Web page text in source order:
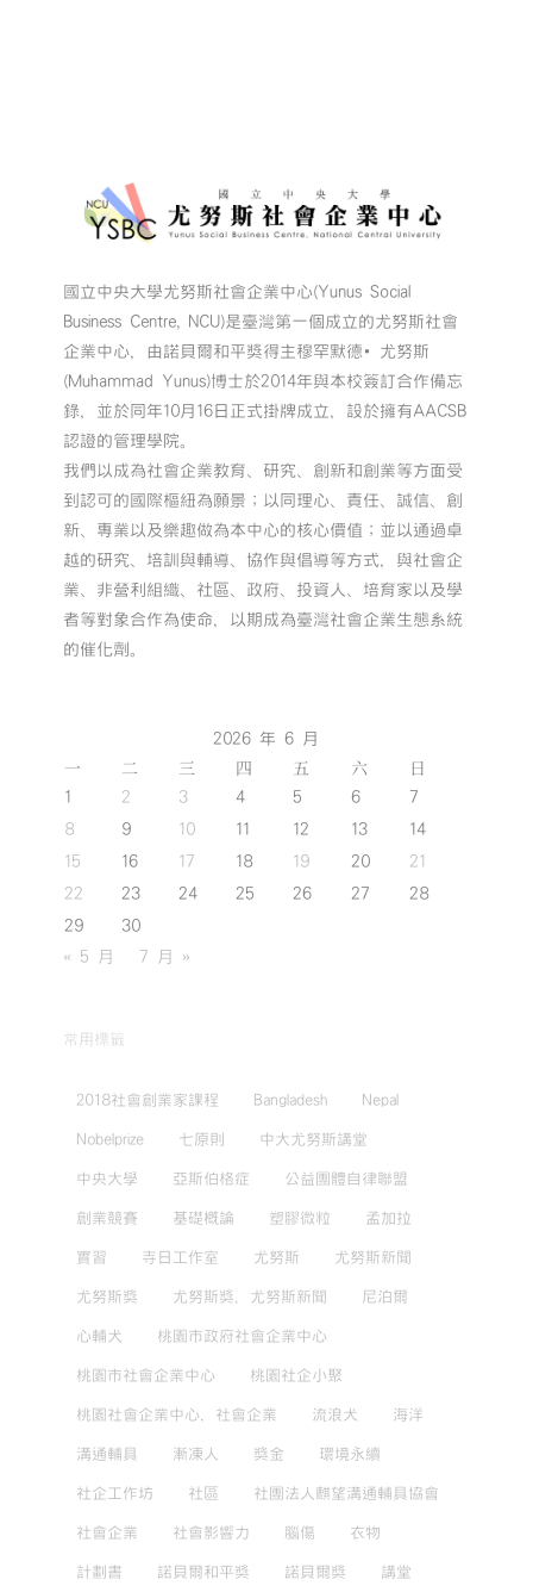
屆
獎
｜
報
5
天】〉
中
國立中央大學尤努斯社會企業中心(Yunus Social
Business Centre, NCU)是臺灣第一個成立的尤努斯社會
企業中心，由諾貝爾和平獎得主穆罕默德•尤努斯
(Muhammad Yunus)博士於2014年與本校簽訂合作備忘
錄，並於同年10月16日正式掛牌成立，設於擁有AACSB
認證的管理學院。
我們以成為社會企業教育、研究、創新和創業等方面受
到認可的國際樞紐為願景；以同理心、責任、誠信、創
新、專業以及樂趣做為本中心的核心價值；並以通過卓
越的研究、培訓與輔導、協作與倡導等方式，與社會企
業、非營利組織、社區、政府、投資人、培育家以及學
者等對象合作為使命，以期成為臺灣社會企業生態系統
的催化劑。
2026 年 6 月
一 二 三 四 五 六 日
1 2 3 4 5 6
7
8
9 10 11 12 13
14
15
16 17 18 19 20
21
22
23 24 25 26 27
28
29
30
« 5 月
7 月 »
常用標籤
2018社會創業家課程 Bangladesh Nepal
Nobelprize 七原則 中大尤努斯講堂
中央大學 亞斯伯格症 公益團體自律聯盟
創業競賽 基礎概論 塑膠微粒 孟加拉
實習 寺日工作室 尤努斯 尤努斯新聞
尤努斯獎 尤努斯獎，尤努斯新聞 尼泊爾
心輔犬 桃園市政府社會企業中心
桃園市社會企業中心 桃園社企小聚
桃園社會企業中心，社會企業 流浪犬 海洋
溝通輔具 漸凍人 獎金 環境永續
社企工作坊 社區 社團法人麒望溝通輔具協會
社會企業 社會影響力 腦傷 衣物
計劃書 諾貝爾和平獎 諾貝爾獎 講堂